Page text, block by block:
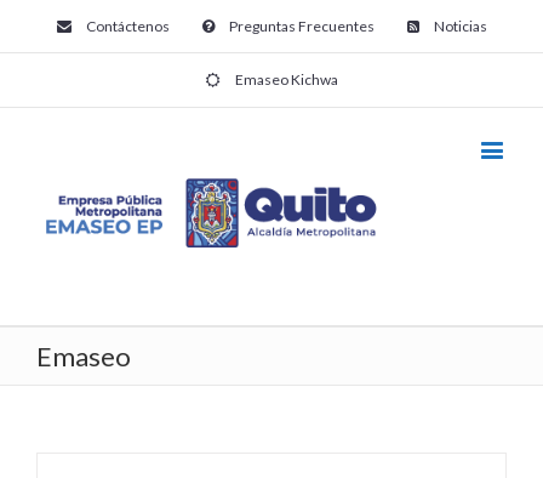
Contáctenos Preguntas Frecuentes Noticias
Emaseo Kichwa
Emaseo